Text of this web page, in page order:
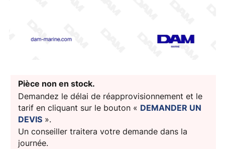
Pièce non en stock.
Demandez le délai de réapprovisionnement et le
tarif en cliquant sur le bouton « DEMANDER UN
DEVIS».
Un conseiller traitera votre demande dans la
journée.